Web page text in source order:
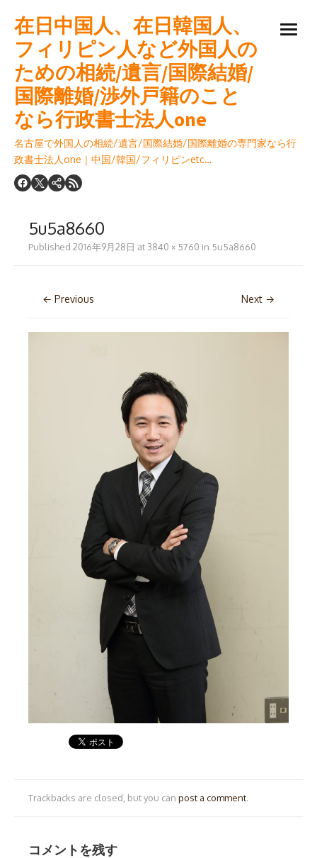
to
content
在日中国人、在日韓国人、
フィリピン人など外国人の
ための相続/遺言/国際結婚/
国際離婚/渉外戸籍のこと
なら行政書士法人one
名古屋で外国人の相続/遺言/国際結婚/国際離婚の専門家なら行
政書士法人one｜中国/韓国/フィリピンetc…
open
5u5a8660
Published 2016年9月28日 at 3840 × 5760 in 5u5a8660
← Previous Next →
Trackbacks are closed, but you can post a comment.
コメントを残す